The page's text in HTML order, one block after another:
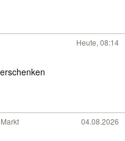
Heute, 08:14
04.08.2026